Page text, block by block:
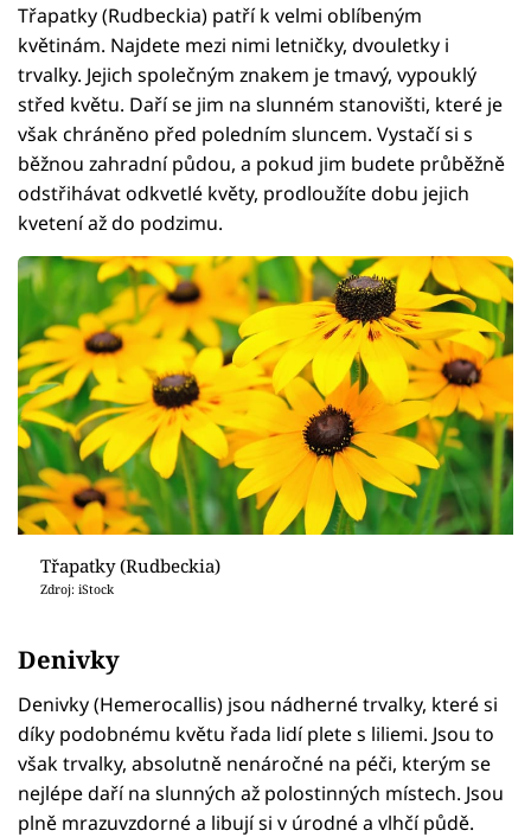
Třapatky (Rudbeckia) patří k velmi oblíbeným
květinám. Najdete mezi nimi letničky, dvouletky i
trvalky. Jejich společným znakem je tmavý, vypouklý
střed květu. Daří se jim na slunném stanovišti, které je
však chráněno před poledním sluncem. Vystačí si s
běžnou zahradní půdou, a pokud jim budete průběžně
odstřihávat odkvetlé květy, prodloužíte dobu jejich
kvetení až do podzimu.
Třapatky (Rudbeckia)
Zdroj: iStock
Denivky
Denivky (Hemerocallis) jsou nádherné trvalky, které si
díky podobnému květu řada lidí plete s liliemi. Jsou to
však trvalky, absolutně nenáročné na péči, kterým se
nejlépe daří na slunných až polostinných místech. Jsou
plně mrazuvzdorné a libují si v úrodné a vlhčí půdě.